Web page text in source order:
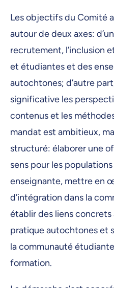
Les objectifs du Comité
autour de deux axes:
recrutement, l’inclusion
et étudiantes et des
autochtones; d’autre
significative les
contenus et les
mandat est ambitieux,
structuré: élaborer une
sens pour les
enseignante, mettre en
d’intégration dans la
établir des liens concrets
pratique autochtones et
la communauté
formation.